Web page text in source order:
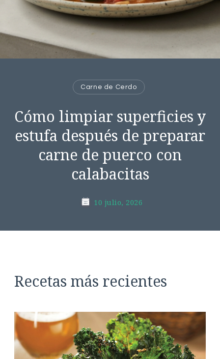
Carne de Cerdo
Cómo limpiar superficies y
estufa después de preparar
carne de puerco con
calabacitas
10 julio, 2026
Recetas más recientes